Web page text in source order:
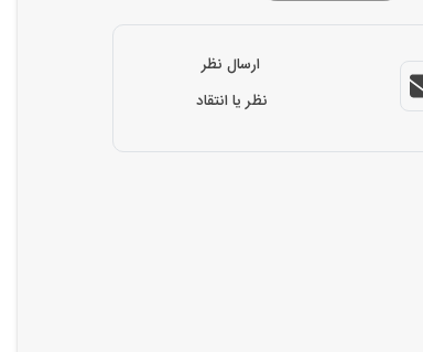
ارسال نظر
نظر یا انتقاد